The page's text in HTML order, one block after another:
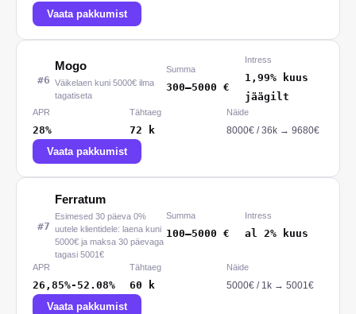
Vaata pakkumist
#6
Mogo
Väikelaen kuni 5000€ ilma
tagatiseta
Summa
300–5000 €
Intress
1,99% kuus
jäägilt
APR
28%
Tähtaeg
72 k
Näide
8000€ /36 k → 9680€
Vaata pakkumist
#7
Ferratum
Esimesed 30 päeva 0%
uutele klientidele: laena kuni
5000€ ja maksa 30 päevaga
tagasi 5001€
Summa
100–5000 €
Intress
al 2% kuus
APR
26,85%-52.08%
Tähtaeg
60 k
Näide
5000€ / 1 k → 5001€
Vaata pakkumist